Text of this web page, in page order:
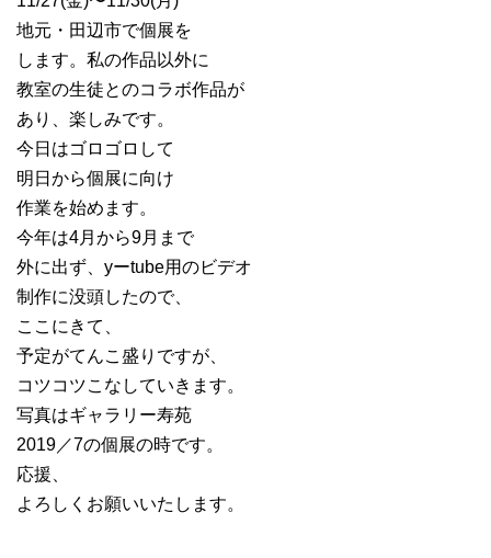
地元・田辺市で個展を
します。私の作品以外に
教室の生徒とのコラボ作品が
あり、楽しみです。
今日はゴロゴロして
明日から個展に向け
作業を始めます。
今年は4月から9月まで
外に出ず、yーtube用のビデオ
制作に没頭したので、
ここにきて、
予定がてんこ盛りですが、
コツコツこなしていきます。
写真はギャラリー寿苑
2019／7の個展の時です。
応援、
よろしくお願いいたします。